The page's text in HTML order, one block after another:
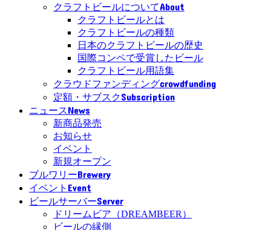
クラフトビールについてAbout
クラフトビールとは
クラフトビールの種類
日本のクラフトビールの歴史
国際コンペで受賞したビール
クラフトビール用語集
クラウドファンディングcrowdfunding
定額・サブスクSubscription
ニュースNews
新商品発売
お知らせ
イベント
新規オープン
ブルワリーBrewery
イベント Event
ビールサーバーServer
ドリームビア（DREAMBEER）
ビールの縁側